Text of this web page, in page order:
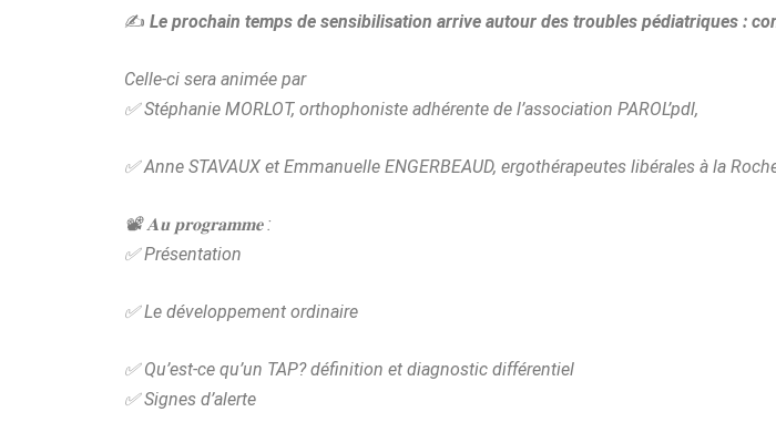
✍ Le prochain temps de sensibilisation arrive autour des troubles pédiatriques :
Celle-ci sera animée par
✅Stéphanie MORLOT, orthophoniste adhérente de l’association PAROL’pdl,
✅Anne STAVAUX et Emmanuelle ENGERBEAUD, ergothérapeutes libérales à la
📽️ 𝐀𝐮 𝐩𝐫𝐨𝐠𝐫𝐚𝐦𝐦𝐞:
✅ Présentation
✅ Le développement ordinaire
✅ Qu’est-ce qu’un TAP? définition et diagnostic différentiel
✅ Signes d’alerte